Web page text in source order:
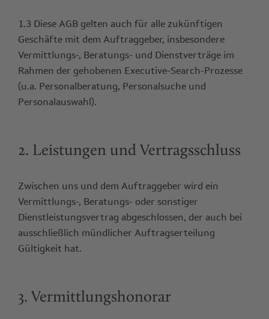
1.3 Diese AGB gelten auch für alle zukünftigen
Geschäfte mit dem Auftraggeber, insbesondere
Vermittlungs-, Beratungs- und Dienstverträge im
Rahmen der gehobenen Executive-Search-Prozesse
(u.a. Personalberatung, Personalsuche und
Personalauswahl).
2. Leistungen und Vertragsschluss
Zwischen uns und dem Auftraggeber wird ein
Vermittlungs-, Beratungs- oder sonstiger
Dienstleistungsvertrag abgeschlossen, der auch bei
ausschließlich mündlicher Auftragserteilung
Gültigkeit hat.
3. Vermittlungshonorar